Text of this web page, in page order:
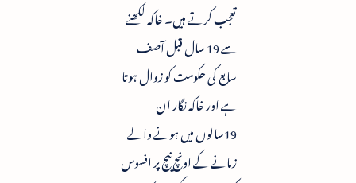
تعجب کرتے ہیں۔ خاکہ لکھنے
سے 19 سال قبل آصف
سابع کی حکومت کو زوال ہوتا
ہے اور خاکہ نگار ان
19سالوں میں ہونے والے
زمانے کے اونچ نیچ پر افسوس